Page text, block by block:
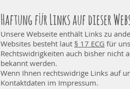
Haftung für Links auf dieser
Unsere Webseite enthält Links zu
Websites besteht laut § 17 ECG für
Rechtswidrigkeiten auch bisher nicht
bekannt werden.
Wenn Ihnen rechtswidrige Links auf
Kontaktdaten im Impressum.